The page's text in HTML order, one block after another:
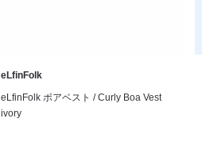
eLfinFolk
eLfinFolk ボアベスト / Curly Boa Vest
ivory